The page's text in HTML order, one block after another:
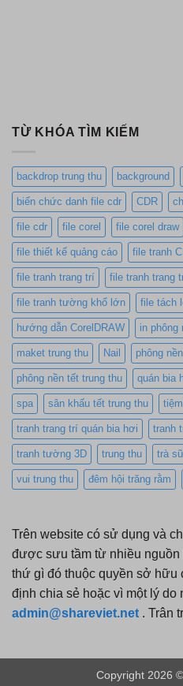
TỪ KHÓA TÌM KIẾM
backdrop trung thu background
biển chức danh file cdr CDR
file cdr file corel file corel draw
file thiết kế quảng cáo file tranh
file tranh trang trí file tranh trang
file tranh tường khổ lớn file tách
hướng dẫn CorelDRAW in phông
maket trung thu Nail phông nền
phông nền tết trung thu quán bia
spa sân khấu tết trung thu
tranh trang trí quán bia hơi tranh
tranh tường 3D trung thu trà
vui trung thu đêm hội trăng rằm
Trên website có sử dụng và
được sưu tầm từ nhiều nguồn
thứ gì đó thuộc quyền sở hữu
định chia sẻ hoặc vì một lý do
admin@shareviet.net . Trân
Copyright 2026 ©